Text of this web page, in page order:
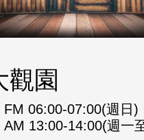
觀園
FM 06:00-07:00(週日)
AM 13:00-14:00(週一